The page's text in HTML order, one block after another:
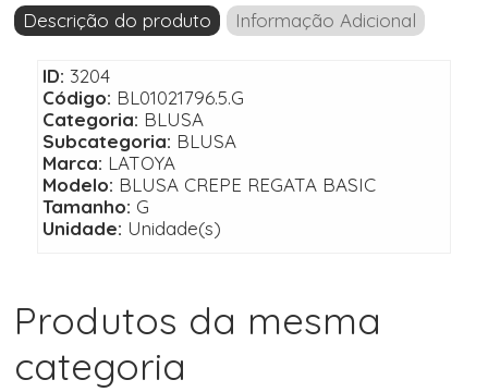
Descrição do produto Informação Adicional
ID: 3204
Código: BL01021796.5.G
Categoria: BLUSA
Subcategoria: BLUSA
Marca: LATOYA
Modelo: BLUSA CREPE REGATA BASIC
Tamanho: G
Unidade: Unidade(s)
Produtos da mesma
categoria